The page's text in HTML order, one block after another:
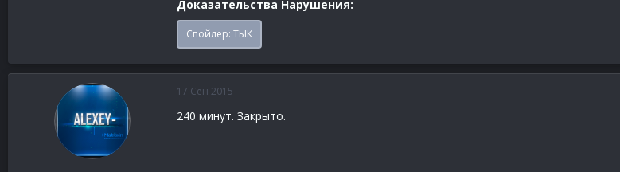
Доказательства Нарушения:
Спойлер: ТЫК
17 Сен 2015
240 минут. Закрыто.